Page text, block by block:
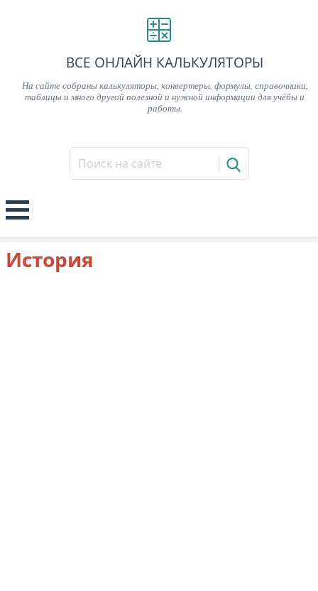
ВСЕ ОНЛАЙН КАЛЬКУЛЯТОРЫ
На сайте собраны калькуляторы, конвертеры, формулы, справочники,
таблицы и много другой полезной и нужной информации для учёбы и
работы.
История